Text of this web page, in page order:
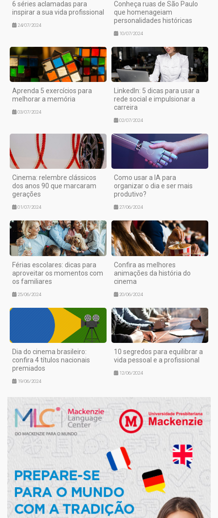
6 séries aclamadas para
inspirar a sua vida profissional
24/07/2024
Conheça ruas de São Paulo
que homenageiam
personalidades históricas
10/07/2024
Aprenda 5 exercícios para
melhorar a memória
03/07/2024
LinkedIn: 5 dicas para usar a
rede social e impulsionar a
carreira
02/07/2024
Cinema: relembre clássicos
dos anos 90 que marcaram
gerações
01/07/2024
Como usar a IA para
organizar o dia e ser mais
produtivo?
27/06/2024
Férias escolares: dicas para
aproveitar os momentos com
os familiares
25/06/2024
Confira as melhores
animações da história do
cinema
20/06/2024
Dia do cinema brasileiro:
confira 4 títulos nacionais
premiados
19/06/2024
10 segredos para equilibrar a
vida pessoal e a profissional
12/06/2024